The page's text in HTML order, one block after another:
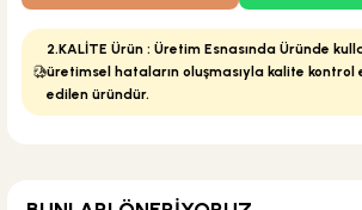
2.KALİTE Ürün : Üretim Esnasında Üründe
üretimsel hataların oluşmasıyla kalite kontrol
edilen üründür.